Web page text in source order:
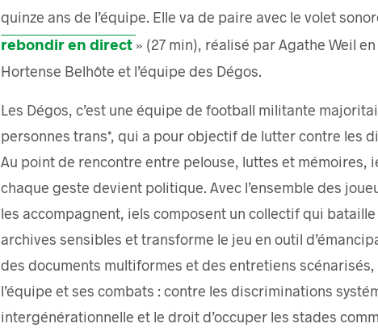
quinze ans de l’équipe. Elle va de paire avec le volet
rebondir en direct » (27 min), réalisé par Agathe Weil
Hortense Belhôte et l’équipe des Dégos.
Les Dégos, c’est une équipe de football militante
personnes trans*, qui a pour objectif de lutter contre les
Au point de rencontre entre pelouse, luttes et mémoires,
chaque geste devient politique. Avec l’ensemble des
les accompagnent, iels composent un collectif qui
archives sensibles et transforme le jeu en outil
des documents multiformes et des entretiens
l’équipe et ses combats : contre les discriminations
intergénérationnelle et le droit d’occuper les stades